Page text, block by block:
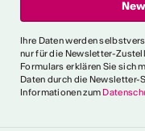
r
r
Ihre Daten werden
nur für die Newsletter-
Formulars erklären Sie sich
Daten durch die Newsletter-
Informationen zum